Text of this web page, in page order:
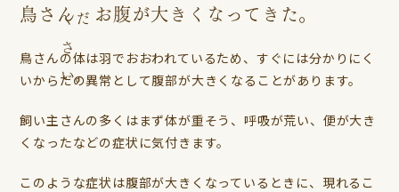
鳥さん お腹が大きくなってきた。
鳥さんの体は羽でおおわれているため、すぐには分かりにく
いからだの異常として腹部が大きくなることがあります。
飼い主さんの多くはまず体が重そう、呼吸が荒い、便が大き
くなったなどの症状に気付きます。
このような症状は腹部が大きくなっているときに、現れるこ